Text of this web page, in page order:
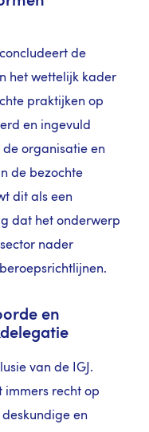
de
het wettelijk kader
praktijken op
en ingevuld
organisatie en
de bezochte
dit als een
dat het onderwerp
nader
en
van de IGJ.
immers recht op
en